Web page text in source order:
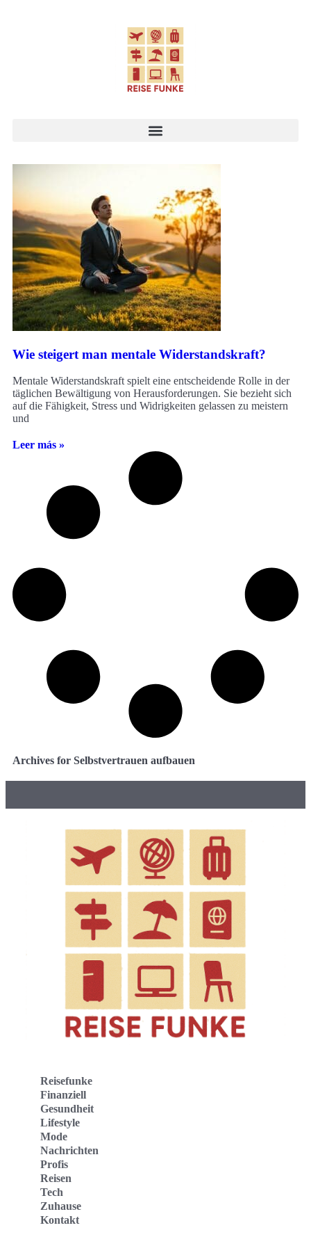
Wie steigert man mentale Widerstandskraft?
Mentale Widerstandskraft spielt eine entscheidende Rolle in der
täglichen Bewältigung von Herausforderungen. Sie bezieht sich
auf die Fähigkeit, Stress und Widrigkeiten gelassen zu meistern
und
Leer más »
Archives for Selbstvertrauen aufbauen
Reisefunke
Finanziell
Gesundheit
Lifestyle
Mode
Nachrichten
Profis
Reisen
Tech
Zuhause
Kontakt